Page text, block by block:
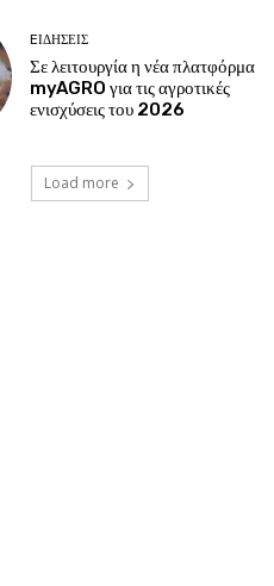
EΙΔΗΣΕΙΣ
Σε λειτουργία η νέα πλατφόρμα
myAGRO για τις αγροτικές
ενισχύσεις του 2026
Load more